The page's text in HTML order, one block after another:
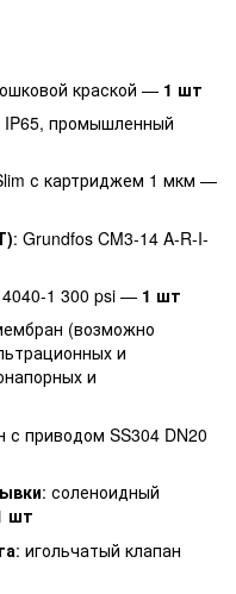
краской — 1 шт
IP65, промышленный
с картриджем 1 мкм —
: Grundfos CM3-14 A-R-I-
4040-1 300 psi — 1 шт
(возможно
и
и
с приводом SS304 DN20
: соленоидный
шт
: игольчатый клапан